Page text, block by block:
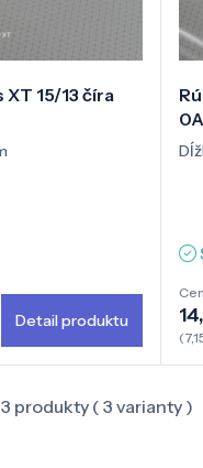
XT 15/13 číra
Detail produktu
3 produkty (3 varianty )